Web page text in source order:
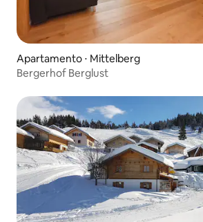
Apartamento ⋅ Mittelberg
Bergerhof Berglust